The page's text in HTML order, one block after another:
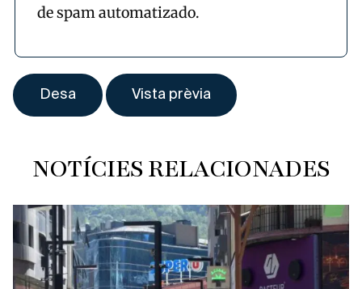
de spam automatizado.
NOTÍCIES RELACIONADES